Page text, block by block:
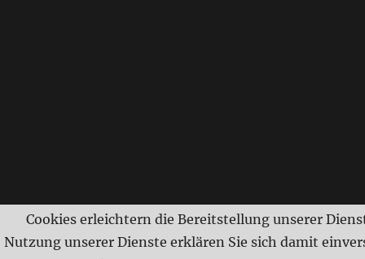
Cookies erleichtern die Bereitstellung unserer
Nutzung unserer Dienste erklären Sie sich damit